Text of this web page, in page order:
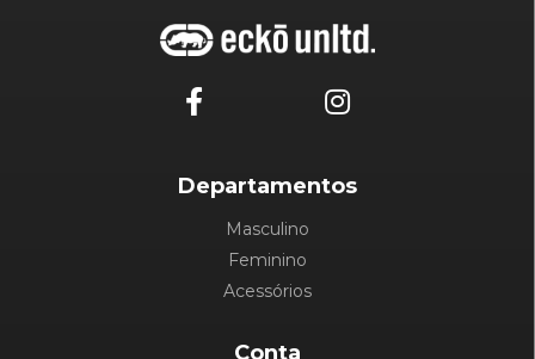
Departamentos
Masculino
Feminino
Acessórios
Conta